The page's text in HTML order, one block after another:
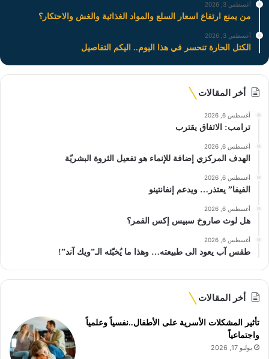
أغسطس 3, 2026
من يمنع ارتفاع اسعار السلع والمواد الغذائية والغش والاحتكار؟
أغسطس 3, 2026
الكتل الحارة تنحسر في هذا اليوم.. اليكم التفاصيل
أخر المقالات
أغسطس 6, 2026
ترامب: الاتفاق يقترب
أغسطس 6, 2026
الهدف المركزي إضافة للإنماء هو تفعيل الثروة البشريّة
أغسطس 6, 2026
الفيفا” يعتذر… ويدعم إنفانتينو
أغسطس 6, 2026
هل لوث صاروخ سبيس إكس القمر؟
أغسطس 6, 2026
طقس آب يعود الى طبيعته… وهذا ما يُخبّئه الـ”ويك آند”!
أخر المقالات
تأثير المشكلات الأسرية على الأطفال..نفسياً وعلمياً
واجتماعياً
يوليو 17, 2026